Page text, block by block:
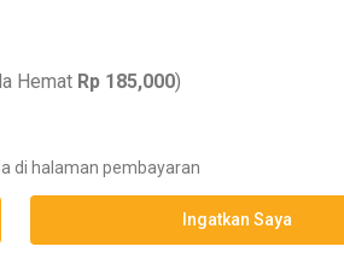
Hemat Rp 185,000)
di halaman pembayaran
Ingatkan Saya